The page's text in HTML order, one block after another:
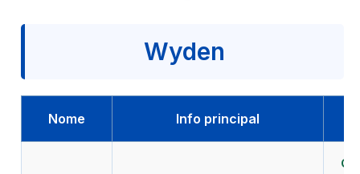
Wyden
Nome Info principal